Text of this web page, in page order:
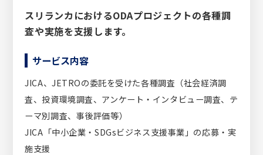
スリランカにおけるODAプロジェクトの各種調
査や実施を支援します。
サービス内容
JICA、JETROの委託を受けた各種調査（社会経済調
査、投資環境調査、アンケート・インタビュー調査、テ
ーマ別調査、事後評価等）
JICA「中小企業・SDGsビジネス支援事業」の応募・実
施支援